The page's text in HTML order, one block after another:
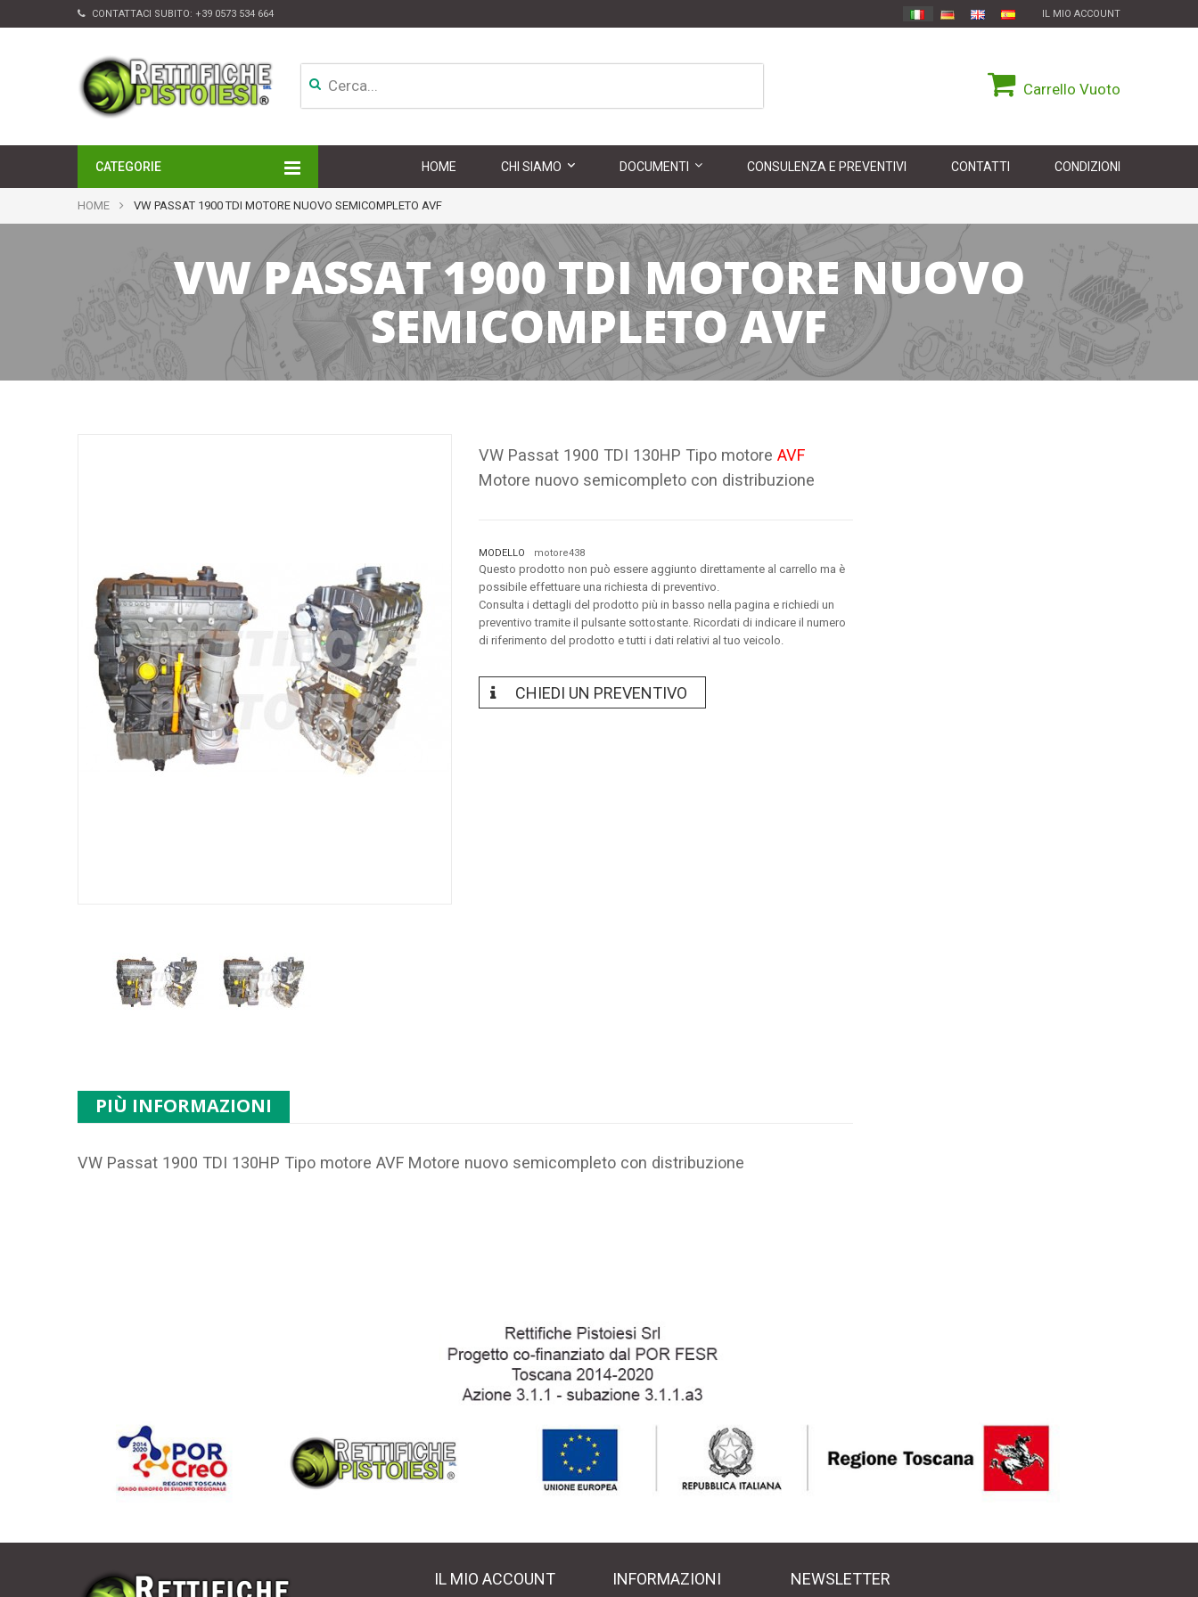
CONTATTACI SUBITO: +39 0573 534 664 IL MIO ACCOUNT
Carrello Vuoto
CATEGORIE
APPARATI DI INIEZIONE
TURBINE
ALTRI ACCESSORI
HOME CHI SIAMO DOCUMENTI CONSULENZA E PREVENTIVI CONTATTI CONDIZIONI
HOME VW PASSAT 1900 TDI MOTORE NUOVO SEMICOMPLETO AVF
VW PASSAT 1900 TDI MOTORE NUOVO
SEMICOMPLETO AVF
VW Passat 1900 TDI 130HP Tipo motore AVF
Motore nuovo semicompleto con distribuzione
MODELLO motore438
Questo prodotto non può essere aggiunto direttamente al carrello ma è
possibile effettuare una richiesta di preventivo.
Consulta i dettagli del prodotto più in basso nella pagina e richiedi un
preventivo tramite il pulsante sottostante. Ricordati di indicare il numero
di riferimento del prodotto e tutti i dati relativi al tuo veicolo.
CHIEDI UN PREVENTIVO
PIÙ INFORMAZIONI
VW Passat 1900 TDI 130HP Tipo motore AVF Motore nuovo semicompleto con distribuzione
IL MIO ACCOUNT INFORMAZIONI NEWSLETTER